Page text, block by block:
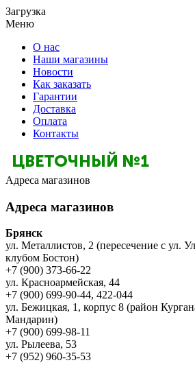
Загрузка
Меню
О нас
Наши магазины
Новости
Как заказать
Гарантии
Доставка
Оплата
Контакты
Адреса магазинов
Адреса магазинов
Брянск
ул. Металлистов, 2 (пересечение с ул.
клубом Бостон)
+7 (900) 373-66-22
ул. Красноармейская, 44
+7 (900) 699-90-44, 422-044
ул. Бежицкая, 1, корпус 8 (район
Мандарин)
+7 (900) 699-98-11
ул. Рылеева, 53
+7 (952) 960-35-53